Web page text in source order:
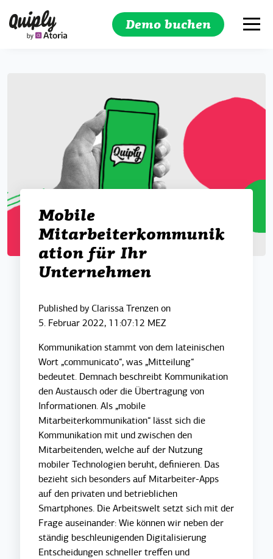
Demo buchen
Suchen
Mobile
Mitarbeiterkommunik
ation für Ihr
Unternehmen
Published by Clarissa Trenzenon
5. Februar 2022, 11:07:12 MEZ
Kommunikation stammt von dem lateinischen
Wort „communicato“, was „Mitteilung“
bedeutet. Demnach beschreibt Kommunikation
den Austausch oder die Übertragung von
Informationen.Als „mobile
Mitarbeiterkommunikation“ lässt sich die
Kommunikation mit und zwischen den
Mitarbeitenden, welche auf der Nutzung
mobiler Technologien beruht, definieren. Das
bezieht sich besonders auf Mitarbeiter-Apps
auf den privaten und betrieblichen
Smartphones. Die Arbeitswelt setzt sich mit der
Frage auseinander: Wie können wir neben der
ständig beschleunigenden Digitalisierung
Entscheidungen schneller treffen und